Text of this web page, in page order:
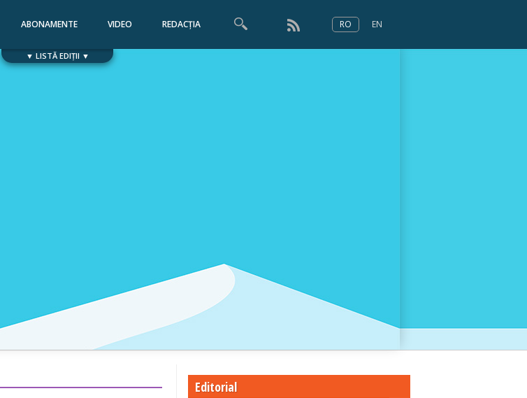
ABONAMENTE VIDEO REDACȚIA RO EN
▼ LISTĂ EDIȚII ▼
Editorial